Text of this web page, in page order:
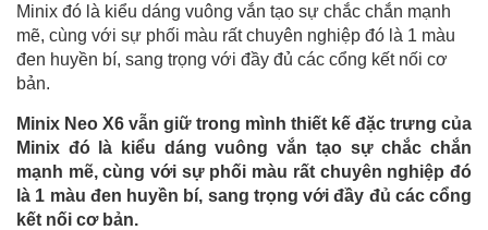
Minix đó là kiểu dáng vuông vắn tạo sự chắc chắn mạnh
mẽ, cùng với sự phối màu rất chuyên nghiệp đó là 1 màu
đen huyền bí, sang trọng với đầy đủ các cổng kết nối cơ
bản.
Minix Neo X6 vẫn giữ trong mình thiết kế đặc trưng của
Minix đó là kiểu dáng vuông vắn tạo sự chắc chắn
mạnh mẽ, cùng với sự phối màu rất chuyên nghiệp đó
là 1 màu đen huyền bí, sang trọng với đầy đủ các cổng
kết nối cơ bản.